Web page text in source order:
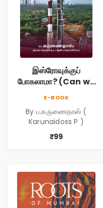
இஸ்ரோவுக்குப்
போகலாமா? (Can we
E-BOOK
By ப.கருணைதாஸ் (
Karunaidoss P )
₹99